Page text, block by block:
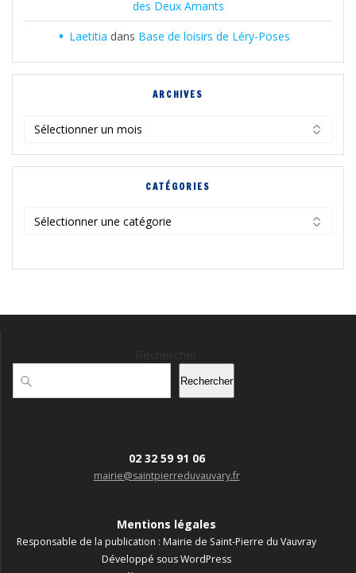
des Deux Amants
Laetitia dans Base de loisirs de Léry-Poses
ARCHIVES
CATÉGORIES
Rechercher
02 32 59 91 06
mairie@saintpierreduvauvary.fr
Mentions légales
Responsable de la publication : Mairie de Saint-Pierre du Vauvray
Développé sous WordPress